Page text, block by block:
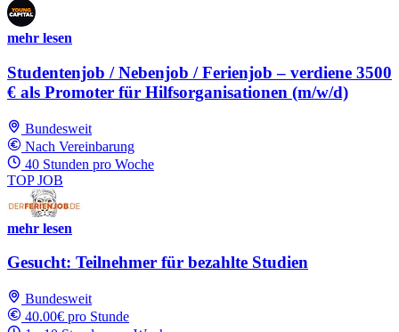
mehr lesen
Studentenjob / Nebenjob / Ferienjob – verdiene 3500
€ als Promoter für Hilfsorganisationen (m/w/d)
Bundesweit
Nach Vereinbarung
40 Stunden pro Woche
TOP JOB
mehr lesen
Gesucht: Teilnehmer für bezahlte Studien
Bundesweit
40.00€ pro Stunde